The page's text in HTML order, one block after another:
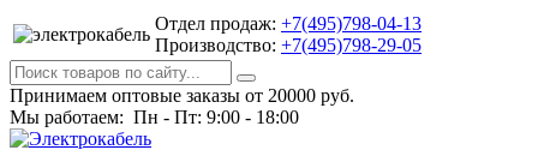
Отдел продаж: +7(495)798-04-13
Производство: +7(495)798-29-05
Принимаем оптовые заказы от 20000 руб.
Мы работаем: Пн - Пт: 9:00 - 18:00